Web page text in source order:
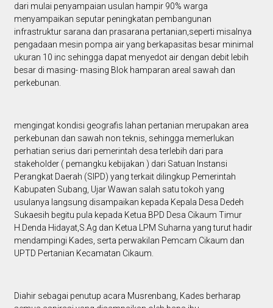
dari mulai penyampaian usulan hampir 90% warga
menyampaikan seputar peningkatan pembangunan
infrastruktur sarana dan prasarana pertanian,seperti misalnya
pengadaan mesin pompa air yang berkapasitas besar minimal
ukuran 10 inc sehingga dapat menyedot air dengan debit lebih
besar di masing- masing Blok hamparan areal sawah dan
perkebunan.
mengingat kondisi geografis lahan pertanian merupakan area
perkebunan dan sawah non teknis, sehingga memerlukan
perhatian serius dari pemerintah desa terlebih dari para
stakeholder ( pemangku kebijakan ) dari Satuan Instansi
Perangkat Daerah (SIPD) yang terkait dilingkup Pemerintah
Kabupaten Subang, Ujar Wawan salah satu tokoh yang
usulanya langsung disampaikan kepada Kepala Desa Dedeh
Sukaesih begitu pula kepada Ketua BPD Desa Cikaum Timur
H.Denda Hidayat,S.Ag dan Ketua LPM Suharna yang turut hadir
mendampingi Kades, serta perwakilan Pemcam Cikaum dan
UPTD Pertanian Kecamatan Cikaum.
Diahir sebagai penutup acara Musrenbang, Kades berharap